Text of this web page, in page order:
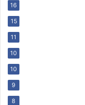
16
15
11
10
10
9
8